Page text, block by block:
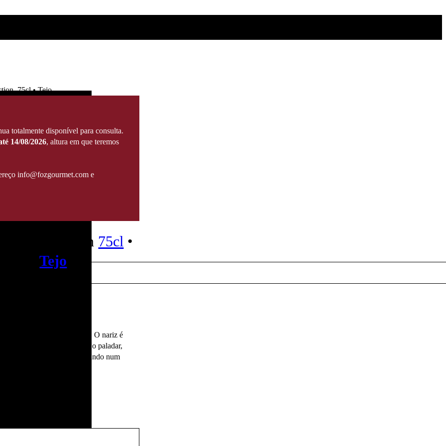
75cl • Tejo
totalmente disponível para consulta.
14/08/2026, altura em que teremos
info@fozgourmet.com e
Selection 75cl •
Tejo
vivaz com laivos granada. O nariz é
e especiarias doces. No paladar,
bem integradas, culminando num